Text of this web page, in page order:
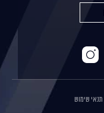
תנאי שימוש